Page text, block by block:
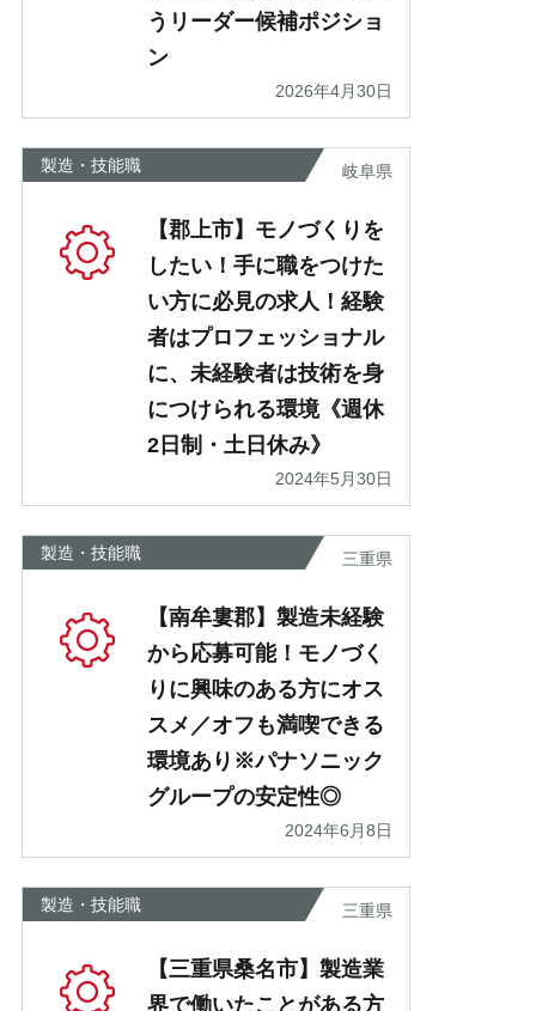
うリーダー候補ポジショ
ン
2026年4月30日
製造・技能職 岐阜県
【郡上市】モノづくりを
したい！手に職をつけた
い方に必見の求人！経験
者はプロフェッショナル
に、未経験者は技術を身
につけられる環境《週休
2日制・土日休み》
2024年5月30日
製造・技能職 三重県
【南牟婁郡】製造未経験
から応募可能！モノづく
りに興味のある方にオス
スメ／オフも満喫できる
環境あり※パナソニック
グループの安定性◎
2024年6月8日
製造・技能職 三重県
【三重県桑名市】製造業
界で働いたことがある方